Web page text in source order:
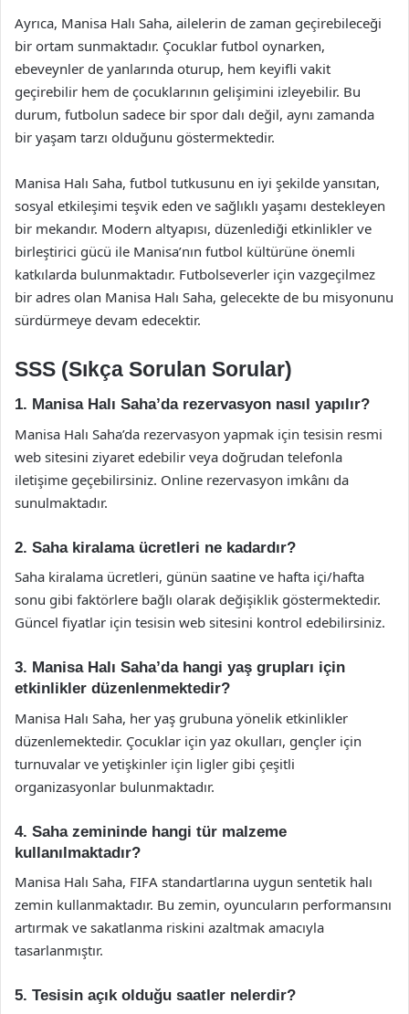
Ayrıca, Manisa Halı Saha, ailelerin de zaman geçirebileceği
bir ortam sunmaktadır. Çocuklar futbol oynarken,
ebeveynler de yanlarında oturup, hem keyifli vakit
geçirebilir hem de çocuklarının gelişimini izleyebilir. Bu
durum, futbolun sadece bir spor dalı değil, aynı zamanda
bir yaşam tarzı olduğunu göstermektedir.
Manisa Halı Saha, futbol tutkusunu en iyi şekilde yansıtan,
sosyal etkileşimi teşvik eden ve sağlıklı yaşamı destekleyen
bir mekandır. Modern altyapısı, düzenlediği etkinlikler ve
birleştirici gücü ile Manisa’nın futbol kültürüne önemli
katkılarda bulunmaktadır. Futbolseverler için vazgeçilmez
bir adres olan Manisa Halı Saha, gelecekte de bu misyonunu
sürdürmeye devam edecektir.
SSS (Sıkça Sorulan Sorular)
1. Manisa Halı Saha’da rezervasyon nasıl yapılır?
Manisa Halı Saha’da rezervasyon yapmak için tesisin resmi
web sitesini ziyaret edebilir veya doğrudan telefonla
iletişime geçebilirsiniz. Online rezervasyon imkânı da
sunulmaktadır.
2. Saha kiralama ücretleri ne kadardır?
Saha kiralama ücretleri, günün saatine ve hafta içi/hafta
sonu gibi faktörlere bağlı olarak değişiklik göstermektedir.
Güncel fiyatlar için tesisin web sitesini kontrol edebilirsiniz.
3. Manisa Halı Saha’da hangi yaş grupları için
etkinlikler düzenlenmektedir?
Manisa Halı Saha, her yaş grubuna yönelik etkinlikler
düzenlemektedir. Çocuklar için yaz okulları, gençler için
turnuvalar ve yetişkinler için ligler gibi çeşitli
organizasyonlar bulunmaktadır.
4. Saha zemininde hangi tür malzeme
kullanılmaktadır?
Manisa Halı Saha, FIFA standartlarına uygun sentetik halı
zemin kullanmaktadır. Bu zemin, oyuncuların performansını
artırmak ve sakatlanma riskini azaltmak amacıyla
tasarlanmıştır.
5. Tesisin açık olduğu saatler nelerdir?